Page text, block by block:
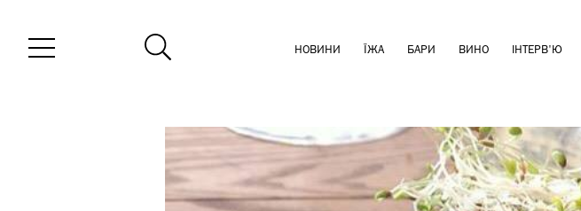
НОВИНИ ЇЖА БАРИ ВИНО ІНТЕРВ'Ю